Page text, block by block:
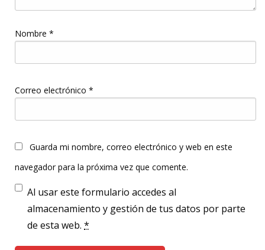
Nombre *
Correo electrónico *
Guarda mi nombre, correo electrónico y web en este
navegador para la próxima vez que comente.
Al usar este formulario accedes al
almacenamiento y gestión de tus datos por parte
de esta web. *